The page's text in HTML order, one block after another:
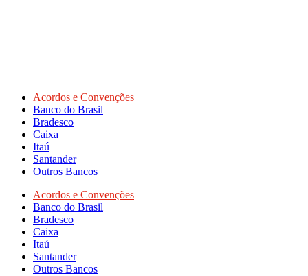
Acordos e Convenções
Banco do Brasil
Bradesco
Caixa
Itaú
Santander
Outros Bancos
Acordos e Convenções
Banco do Brasil
Bradesco
Caixa
Itaú
Santander
Outros Bancos